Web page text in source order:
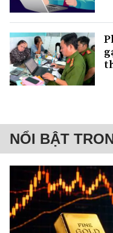
NỔI BẬT